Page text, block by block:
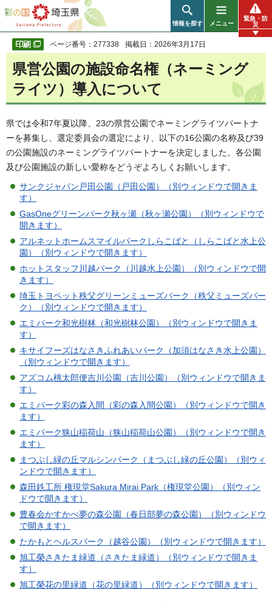
彩の国 埼玉県
情報を探す メニュー
緊急・防
災
ページ番号：277338 掲載日：2026年3月17日
県営公園の施設命名権（ネーミング
ライツ）導入について
県では令和7年夏以降、23の県営公園でネーミングライツパートナ
ーを募集し、選定委員会の選定により、以下の16公園の名称及び39
の公園施設のネーミングライツパートナーを決定しました。各公園
及び公園施設の新しい愛称をどうぞよろしくお願いします。
サンクジャパン戸田公園（戸田公園）（別ウィンドウで開きま
す）
GasOneグリーンパーク秋ヶ瀬（秋ヶ瀬公園）（別ウィンドウで
開きます）
アルネットホームスマイルパークしらこばと（しらこばと水上公
園）（別ウィンドウで開きます）
ホットスタッフ川越パーク（川越水上公園）（別ウィンドウで開
きます）
埼玉トヨペット秩父グリーンミューズパーク（秩父ミューズパー
ク）（別ウィンドウで開きます）
エミパーク和光樹林（和光樹林公園）（別ウィンドウで開きま
す）
キサイフーズはなさきふれあいパーク（加須はなさき水上公園）
（別ウィンドウで開きます）
アズコム桃太郎便吉川公園（吉川公園）（別ウィンドウで開きま
す）
エミパーク彩の森入間（彩の森入間公園）（別ウィンドウで開き
ます）
エミパーク狭山稲荷山（狭山稲荷山公園）（別ウィンドウで開き
ます）
まつぶし緑の丘マルシンパーク（まつぶし緑の丘公園）（別ウィ
ンドウで開きます）
森田鉄工所 権現堂Sakura Mirai Park（権現堂公園）（別ウィン
ドウで開きます）
豊春会かすかべ夢の森公園（春日部夢の森公園）（別ウィンドウ
で開きます）
たかもとヘルスパーク（越谷公園）（別ウィンドウで開きます）
旭工榮さきたま緑道（さきたま緑道）（別ウィンドウで開きま
す）
旭工榮花の里緑道（花の里緑道）（別ウィンドウで開きます）